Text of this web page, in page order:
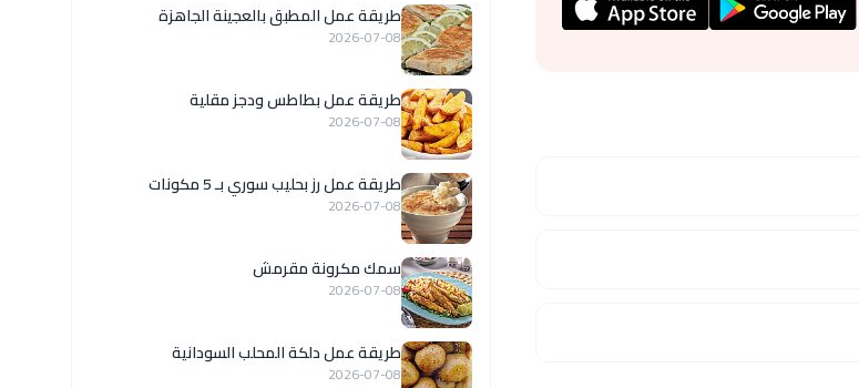
طريقة عمل المطبق بالعجينة الجاهزة
2026-07-08
طريقة عمل بطاطس ودجز مقلية
2026-07-08
طريقة عمل رز بحليب سوري بـ 5 مكونات
2026-07-08
سمك مكرونة مقرمش
2026-07-08
طريقة عمل دلكة المحلب السودانية
2026-07-08